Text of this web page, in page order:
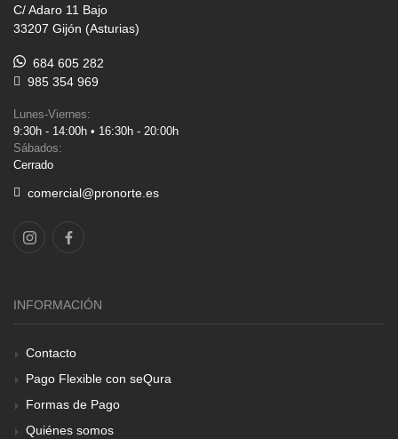
C/ Adaro 11 Bajo
33207 Gijón (Asturias)
684 605 282
985 354 969
Lunes-Viernes:
9:30h - 14:00h • 16:30h - 20:00h
Sábados:
Cerrado
comercial@pronorte.es
INFORMACIÓN
Contacto
Pago Flexible con seQura
Formas de Pago
Quiénes somos